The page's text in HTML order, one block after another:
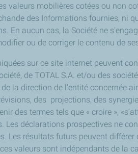
valeurs mobilières cotées ou non
des Informations fournies, ni
En aucun cas, la Société ne
ou de corriger le contenu de
sur ce site internet peuvent
de TOTAL S.A. et/ou des
la direction de l’entité
des projections, des
des termes tels que « croire »,
Les déclarations prospectives ne
Les résultats futurs peuvent
valeurs sont indépendants de la